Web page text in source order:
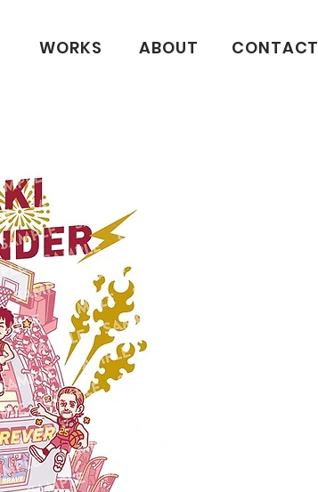
WORKS ABOUT CONTACT